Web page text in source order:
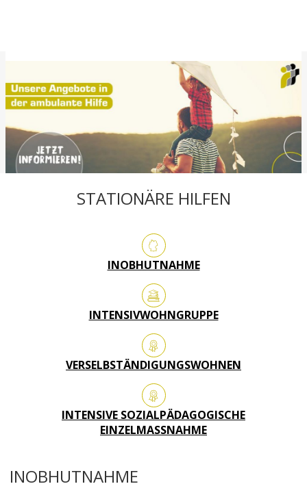
STATIONÄRE HILFEN
INOBHUTNAHME
INTENSIVWOHNGRUPPE
VERSELBSTÄNDIGUNGSWOHNEN
INTENSIVE SOZIALPÄDAGOGISCHE
EINZELMASSNAHME
INOBHUTNAHME